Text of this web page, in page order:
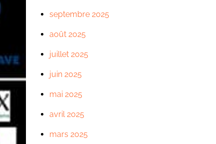
septembre 2025
août 2025
juillet 2025
juin 2025
mai 2025
avril 2025
mars 2025